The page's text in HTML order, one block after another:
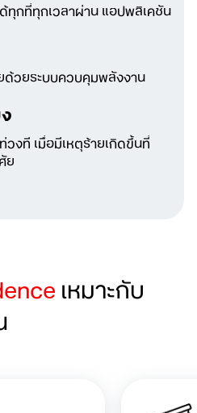
ทุกที่ทุกเวลาผ่าน แอปพลิเคชัน
ด้วยระบบควบคุมพลังงาน
วงที เมื่อมีเหตุร้ายเกิดขึ้นที่
ย
เหมาะกับ